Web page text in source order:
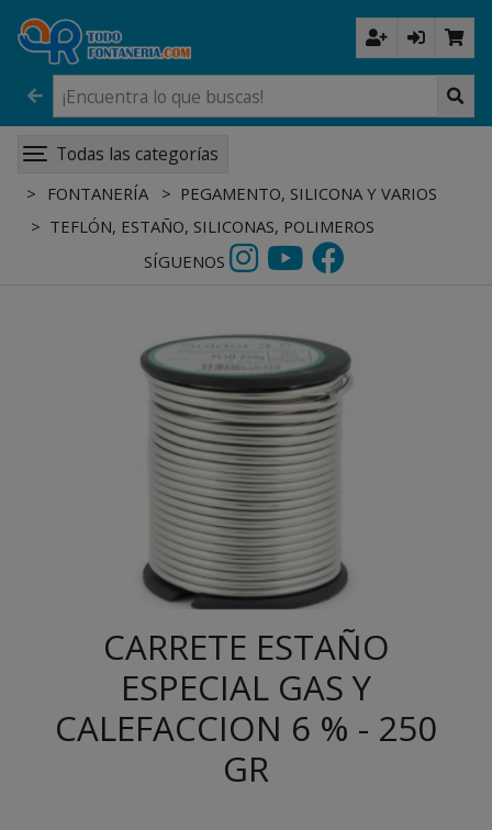
Todas las categorías
FONTANERÍA
PEGAMENTO, SILICONA Y VARIOS
TEFLÓN, ESTAÑO, SILICONAS, POLIMEROS
SÍGUENOS
CARRETE ESTAÑO
ESPECIAL GAS Y
CALEFACCION 6 % - 250
GR